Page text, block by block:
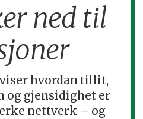
ned til
viser hvordan tillit,
og gjensidighet er
nettverk – og